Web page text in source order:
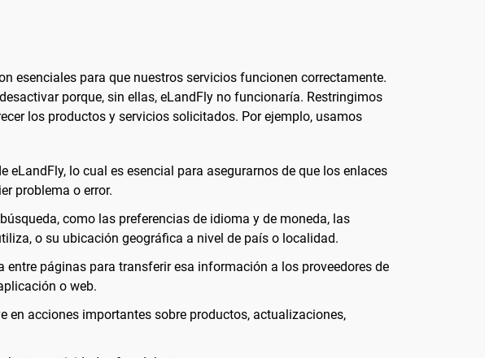
esenciales para que nuestros servicios funcionen correctamente.
porque, sin ellas, eLandFly no funcionaría. Restringimos
los productos y servicios solicitados. Por ejemplo, usamos
eLandFly, lo cual es esencial para asegurarnos de que los enlaces
problema o error.
como las preferencias de idioma y de moneda, las
o su ubicación geográfica a nivel de país o localidad.
páginas para transferir esa información a los proveedores de
o web.
en acciones importantes sobre productos, actualizaciones,